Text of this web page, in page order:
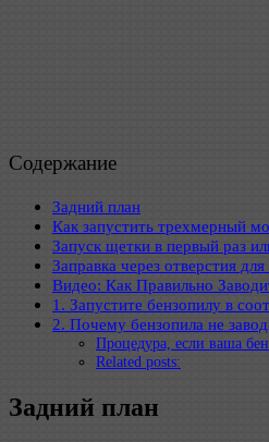
Содержание
Задний план
Как запустить трехмерный
Запуск щетки в первый раз
Заправка через отверстия для
Видео: Как Правильно
1. Запустите бензопилу в
2. Почему бензопила не
Процедура, если ваша
Related posts:
Задний план